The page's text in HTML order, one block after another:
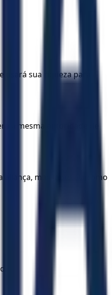
sua riqueza para
a mesma autoridade de
aliança, mas tanto ela como